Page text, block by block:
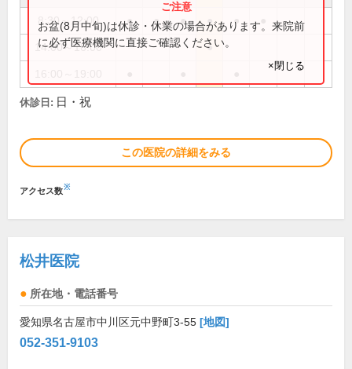
8:30～12:00 ● ● ● ● ●
14:00～16:00 ●
お盆(8月中旬)は休診・休業の場合があります。来院前
に必ず医療機関に直接ご確認ください。
×閉じる
休診日: 日・祝
この医院の詳細をみる
アクセス数※
松井医院
所在地・電話番号
愛知県名古屋市中川区元中野町3-55 [地図]
052-351-9103